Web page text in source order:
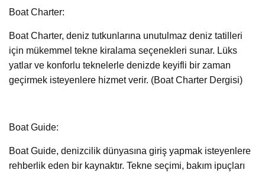
Boat Charter:
Boat Charter, deniz tutkunlarına unutulmaz deniz tatilleri
için mükemmel tekne kiralama seçenekleri sunar. Lüks
yatlar ve konforlu teknelerle denizde keyifli bir zaman
geçirmek isteyenlere hizmet verir. (Boat Charter Dergisi)
Boat Guide:
Boat Guide, denizcilik dünyasına giriş yapmak isteyenlere
rehberlik eden bir kaynaktır. Tekne seçimi, bakım ipuçları